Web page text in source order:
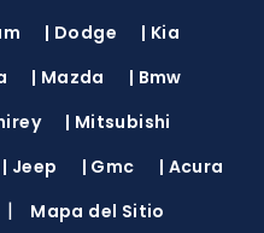
| Dodge | Kia
| Mazda | Bmw
| Mitsubishi
| Jeep | Gmc | Acura
| Mapa del Sitio